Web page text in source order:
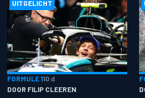
UITGELICHT
FORMULE 110 d
DOOR FILIP CLEEREN